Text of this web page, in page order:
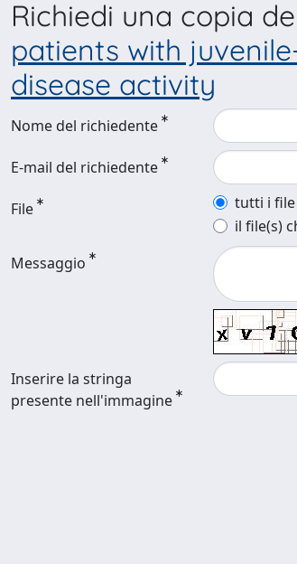
Richiedi una copia
patients with
disease activity
Nome del richiedente
E-mail del richiedente
File
tutti i file
il file(s)
Messaggio
Inserire la stringa
presente nell'immagine